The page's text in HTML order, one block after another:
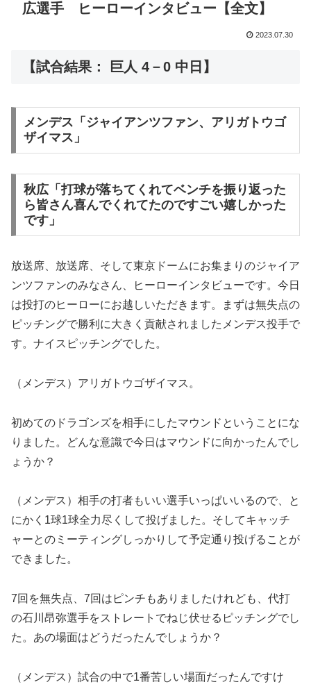
広選手 ヒーローインタビュー【全文】
2023.07.30
【試合結果： 巨人 4－0 中日】
メンデス「ジャイアンツファン、アリガトウゴ
ザイマス」
秋広「打球が落ちてくれてベンチを振り返った
ら皆さん喜んでくれてたのですごい嬉しかった
です」
放送席、放送席、そして東京ドームにお集まりのジャイア
ンツファンのみなさん、ヒーローインタビューです。今日
は投打のヒーローにお越しいただきます。まずは無失点の
ピッチングで勝利に大きく貢献されましたメンデス投手で
す。ナイスピッチングでした。
（メンデス）アリガトウゴザイマス。
初めてのドラゴンズを相手にしたマウンドということにな
りました。どんな意識で今日はマウンドに向かったんでし
ょうか？
（メンデス）相手の打者もいい選手いっぱいいるので、と
にかく1球1球全力尽くして投げました。そしてキャッチ
ャーとのミーティングしっかりして予定通り投げることが
できました。
7回を無失点、7回はピンチもありましたけれども、代打
の石川昂弥選手をストレートでねじ伏せるピッチングでし
た。あの場面はどうだったんでしょうか？
（メンデス）試合の中で1番苦しい場面だったんですけ